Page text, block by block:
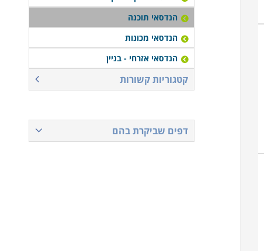
הנדסאי תוכנה
הנדסאי מכונות
הנדסאי אזרחי - בניין
קטגוריות קשורות
דפים שביקרת בהם